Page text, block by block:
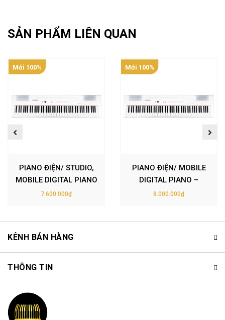
SẢN PHẨM LIÊN QUAN
Mới 100%
PIANO ĐIỆN/ STUDIO,
MOBILE DIGITAL PIANO
– ARTESIA PE-88 (PE88)
7.600.000₫
Mới 100%
PIANO ĐIỆN/ MOBILE
DIGITAL PIANO –
ARTESIA PA-88H+
8.000.000₫
KÊNH BÁN HÀNG
THÔNG TIN